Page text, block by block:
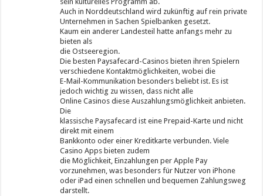
Auch in Norddeutschland wird zukünftig auf rein private
Unternehmen in Sachen Spielbanken gesetzt.
Kaum ein anderer Landesteil hatte anfangs mehr zu
bieten als
die Ostseeregion.
Die besten Paysafecard-Casinos bieten ihren Spielern
verschiedene Kontaktmöglichkeiten, wobei die
E-Mail-Kommunikation besonders beliebt ist. Es ist
jedoch wichtig zu wissen, dass nicht alle
Online Casinos diese Auszahlungsmöglichkeit anbieten.
Die
klassische Paysafecard ist eine Prepaid-Karte und nicht
direkt mit einem
Bankkonto oder einer Kreditkarte verbunden. Viele
Casino Apps bieten zudem
die Möglichkeit, Einzahlungen per Apple Pay
vorzunehmen, was besonders für Nutzer von iPhone
oder iPad einen schnellen und bequemen Zahlungsweg
darstellt.